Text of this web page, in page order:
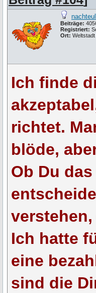
Beiträge:
Registriert:
Ort: Weltstadt
Ich finde
richtet.
blöde,
Ob Du
Ich hatte
eine
sind die